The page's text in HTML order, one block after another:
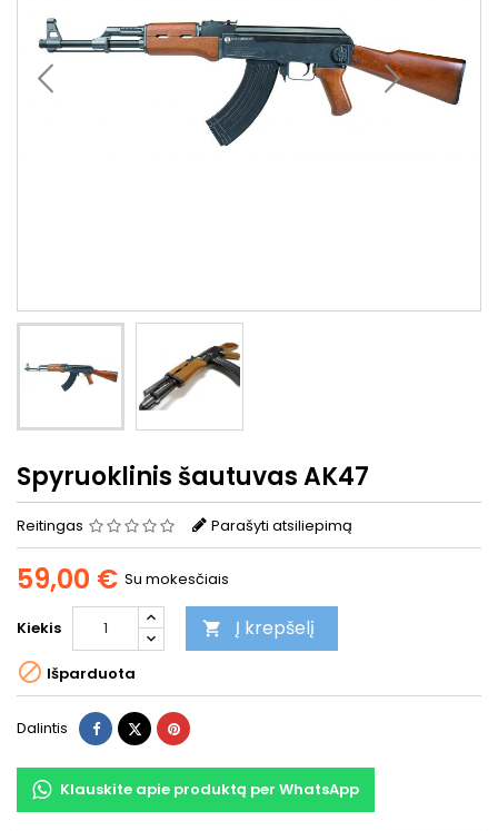
Spyruoklinis šautuvas AK47
Reitingas Parašyti atsiliepimą
59,00 € Su mokesčiais
Kiekis  Į krepšelį
 Išparduota
Dalintis DalintisTwitterPinterest
Klauskite apie produktą per WhatsApp